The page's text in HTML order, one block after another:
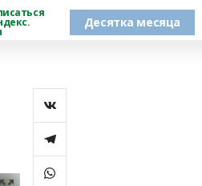
Десятка месяца